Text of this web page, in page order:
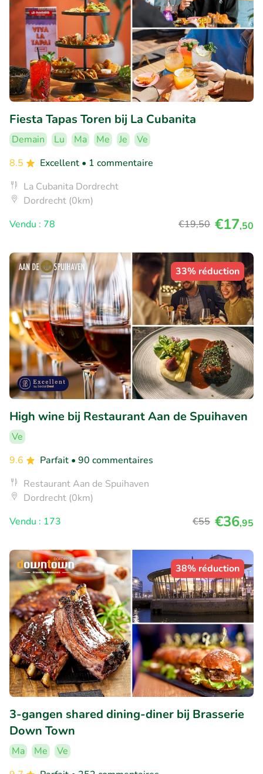
Fiesta Tapas Toren bij La Cubanita
Demain Lu Ma Me Je
Ve
8.5
Excellent • 1 commentaire
La Cubanita Dordrecht
Dordrecht (0km)
Vendu : 78
€19,50 €17,50
33% réduction
High wine bij Restaurant Aan de Spuihaven
Ve
9.6
Parfait • 90 commentaires
Restaurant Aan de Spuihaven
Dordrecht (0km)
Vendu : 173
€55 €36,95
38% réduction
3-gangen shared dining-diner bij Brasserie
Down Town
Ma Me
Ve